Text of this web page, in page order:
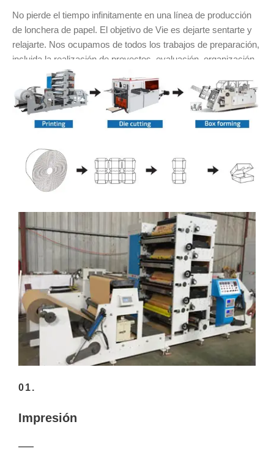
No pierde el tiempo infinitamente en una línea de producción
de lonchera de papel. El objetivo de Vie es dejarte sentarte y
relajarte. Nos ocupamos de todos los trabajos de preparación,
incluida la realización de proyectos, evaluación, organización
de máquinas, entrega, etc. Nuestro consultor lo mantendrá
informado sobre el progreso en todo momento.
01.
Impresión